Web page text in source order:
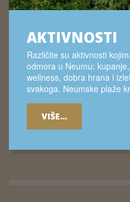
AKTIVNOSTI
Različite su aktivnosti
odmora u Neumu:
wellness, dobra hrana i
svakoga. Neumske plaže
VIŠE...